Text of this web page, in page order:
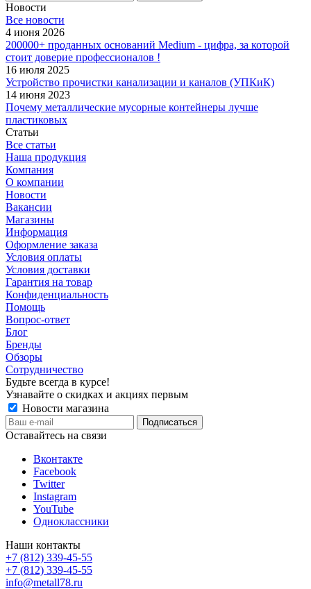
Новости
Все новости
4 июня 2026
200000+ проданных оснований Medium - цифра, за которой
стоит доверие профессионалов !
16 июля 2025
Устройство прочистки канализации и каналов (УПКиК)
14 июня 2023
Почему металлические мусорные контейнеры лучше
пластиковых
Статьи
Все статьи
Наша продукция
Компания
О компании
Новости
Вакансии
Магазины
Информация
Оформление заказа
Условия оплаты
Условия доставки
Гарантия на товар
Конфиденциальность
Помощь
Вопрос-ответ
Блог
Бренды
Обзоры
Сотрудничество
Будьте всегда в курсе!
Узнавайте о скидках и акциях первым
Новости магазина
Оставайтесь на связи
Вконтакте
Facebook
Twitter
Instagram
YouTube
Одноклассники
Наши контакты
+7 (812) 339-45-55
+7 (812) 339-45-55
info@metall78.ru